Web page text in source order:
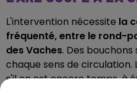
L'intervention nécessite la
fréquenté, entre le rond-
des Vaches. Des
chaque sens de circulation.
s'il en est encore temps, à
cadre de leurs